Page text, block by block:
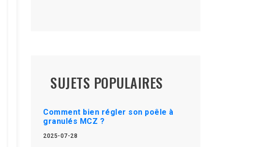
SUJETS POPULAIRES
Comment bien régler son poêle à
granulés MCZ ?
2025-07-28